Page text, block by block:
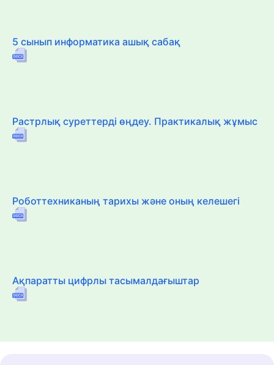
5 сынып информатика ашық сабақ
Растрлық суреттерді өңдеу. Практикалық жұмыс
Роботтехниканың тарихы және оның келешегі
Ақпаратты цифрлы тасымалдағыштар